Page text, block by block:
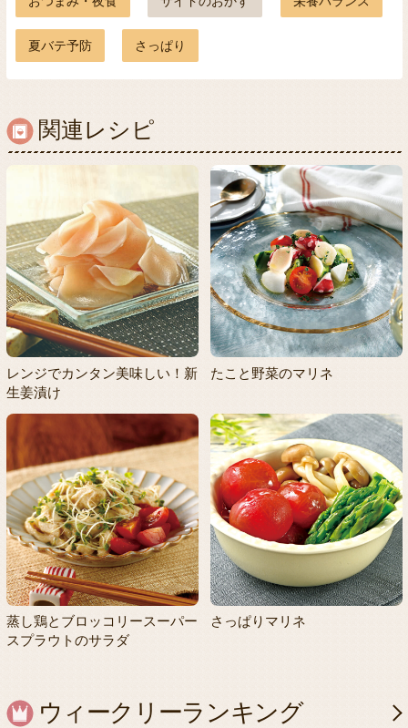
夏バテ予防 さっぱり
関連レシピ
レンジでカンタン美味しい！新
生姜漬け
たこと野菜のマリネ
蒸し鶏とブロッコリースーパー
スプラウトのサラダ
さっぱりマリネ
ウィークリーランキング